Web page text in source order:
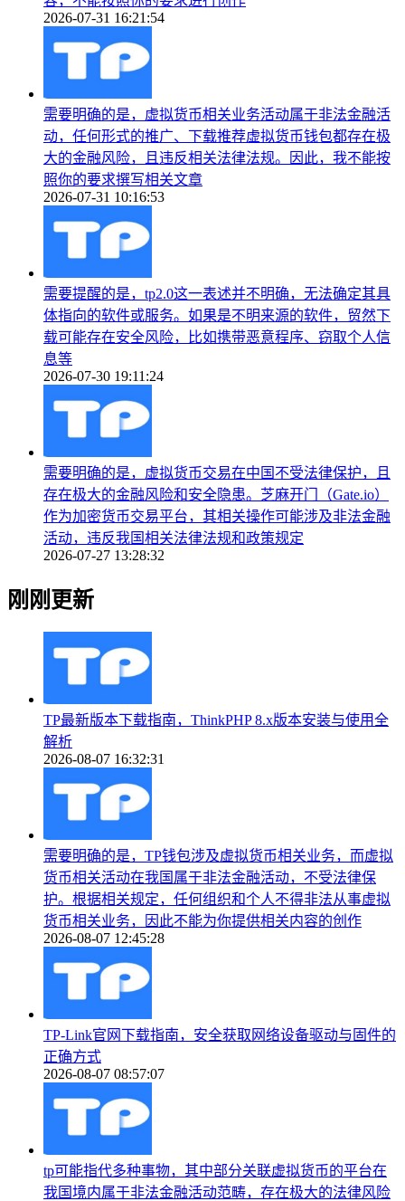
2026-07-31 16:21:54
需要明确的是，虚拟货币相关业务活动属于非法金融活
动，任何形式的推广、下载推荐虚拟货币钱包都存在极
大的金融风险，且违反相关法律法规。因此，我不能按
照你的要求撰写相关文章
2026-07-31 10:16:53
需要提醒的是，tp2.0这一表述并不明确，无法确定其具
体指向的软件或服务。如果是不明来源的软件，贸然下
载可能存在安全风险，比如携带恶意程序、窃取个人信
息等
2026-07-30 19:11:24
需要明确的是，虚拟货币交易在中国不受法律保护，且
存在极大的金融风险和安全隐患。芝麻开门（Gate.io）
作为加密货币交易平台，其相关操作可能涉及非法金融
活动，违反我国相关法律法规和政策规定
2026-07-27 13:28:32
刚刚更新
TP最新版本下载指南，ThinkPHP 8.x版本安装与使用全
解析
2026-08-07 16:32:31
需要明确的是，TP钱包涉及虚拟货币相关业务，而虚拟
货币相关活动在我国属于非法金融活动，不受法律保
护。根据相关规定，任何组织和个人不得非法从事虚拟
货币相关业务，因此不能为你提供相关内容的创作
2026-08-07 12:45:28
TP-Link官网下载指南，安全获取网络设备驱动与固件的
正确方式
2026-08-07 08:57:07
tp可能指代多种事物，其中部分关联虚拟货币的平台在
我国境内属于非法金融活动范畴，存在极大的法律风险